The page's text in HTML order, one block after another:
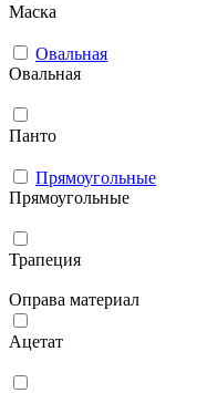
Маска
Овальная
Овальная
Панто
Прямоугольные
Прямоугольные
Трапеция
Оправа материал
Ацетат